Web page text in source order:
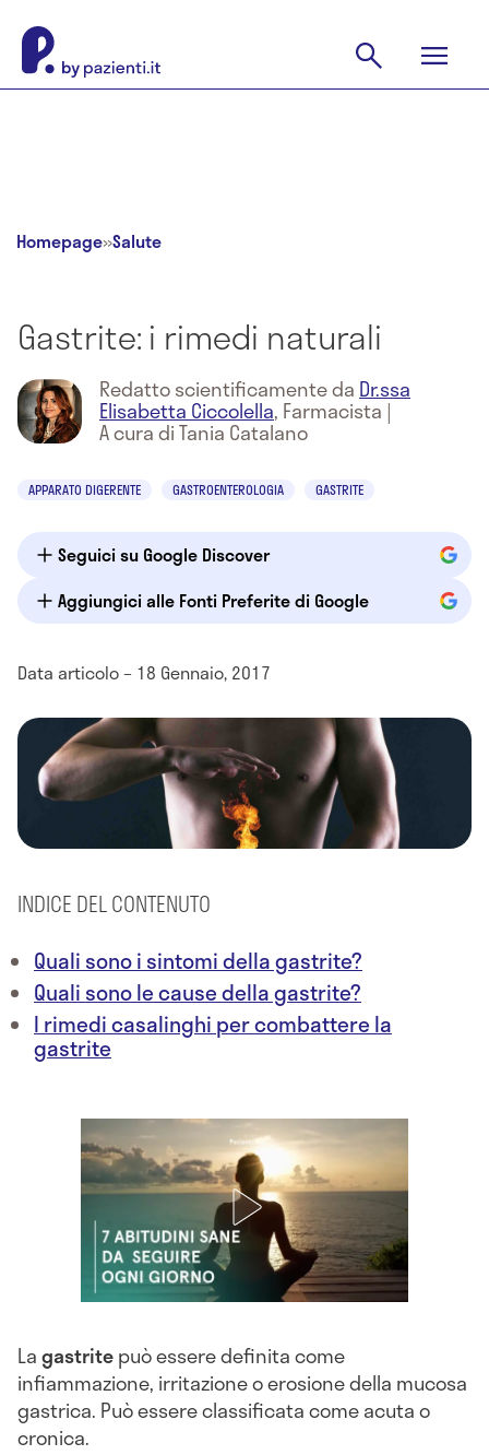
Homepage»Salute
Gastrite: i rimedi naturali
Redatto scientificamente da Dr.ssa
Elisabetta Ciccolella, Farmacista |
A cura di Tania Catalano
APPARATO DIGERENTE GASTROENTEROLOGIA GASTRITE
Seguici su Google Discover
Aggiungici alle Fonti Preferite di Google
Data articolo – 18 Gennaio, 2017
INDICE DEL CONTENUTO
Quali sono i sintomi della gastrite?
Quali sono le cause della gastrite?
I rimedi casalinghi per combattere la
gastrite
Lagastritepuò essere definita come
infiammazione, irritazione o erosione della mucosa
gastrica. Può essere classificata come acuta o
cronica.